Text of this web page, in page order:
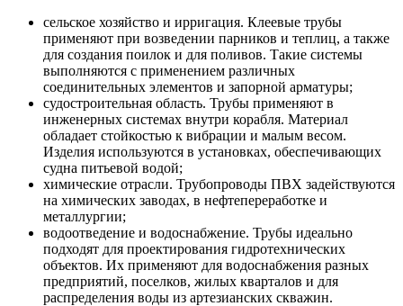
сельское хозяйство и ирригация. Клеевые трубы
применяют при возведении парников и теплиц, а также
для создания поилок и для поливов. Такие системы
выполняются с применением различных
соединительных элементов и запорной арматуры;
судостроительная область. Трубы применяют в
инженерных системах внутри корабля. Материал
обладает стойкостью к вибрации и малым весом.
Изделия используются в установках, обеспечивающих
судна питьевой водой;
химические отрасли. Трубопроводы ПВХ задействуются
на химических заводах, в нефтепереработке и
металлургии;
водоотведение и водоснабжение. Трубы идеально
подходят для проектирования гидротехнических
объектов. Их применяют для водоснабжения разных
предприятий, поселков, жилых кварталов и для
распределения воды из артезианских скважин.